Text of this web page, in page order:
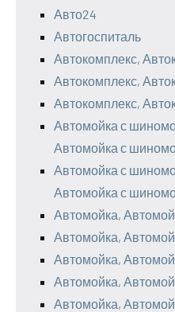
Авто24
Автогоспиталь
Автокомплекс,
Автокомплекс,
Автокомплекс,
Автомойка с
Автомойка с
Автомойка с
Автомойка с
Автомойка,
Автомойка,
Автомойка,
Автомойка,
Автомойка,